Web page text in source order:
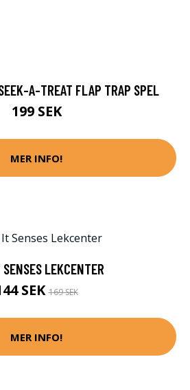
A-TREAT FLAP TRAP SPEL
199 SEK
MER INFO!
LEKCENTER
SEK169 SEK
MER INFO!